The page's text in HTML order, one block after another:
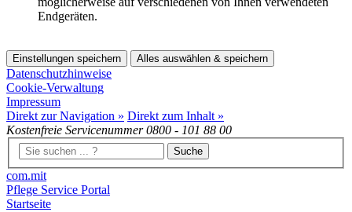
Endgeräten.
Einstellungen speichern Alles auswählen & speichern
Datenschutzhinweise
Cookie-Verwaltung
Impressum
Direkt zur Navigation » Direkt zum Inhalt »
Kostenfreie Servicenummer0800 - 101 88 00
Suche
com.mit
Pflege Service Portal
Startseite